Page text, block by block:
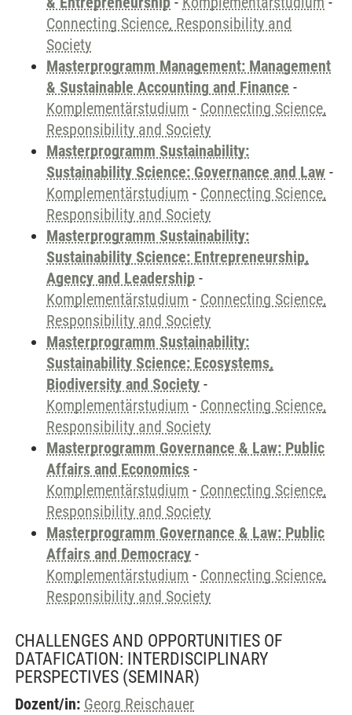
Connecting Science, Responsibility and
Society
Masterprogramm Management: Management
& Sustainable Accounting and Finance -
Komplementärstudium - Connecting Science,
Responsibility and Society
Masterprogramm Sustainability:
Sustainability Science: Governance and Law -
Komplementärstudium - Connecting Science,
Responsibility and Society
Masterprogramm Sustainability:
Sustainability Science: Entrepreneurship,
Agency and Leadership -
Komplementärstudium - Connecting Science,
Responsibility and Society
Masterprogramm Sustainability:
Sustainability Science: Ecosystems,
Biodiversity and Society -
Komplementärstudium - Connecting Science,
Responsibility and Society
Masterprogramm Governance & Law: Public
Affairs and Economics -
Komplementärstudium - Connecting Science,
Responsibility and Society
Masterprogramm Governance & Law: Public
Affairs and Democracy -
Komplementärstudium - Connecting Science,
Responsibility and Society
CHALLENGES AND OPPORTUNITIES OF
DATAFICATION: INTERDISCIPLINARY
PERSPECTIVES (SEMINAR)
Dozent/in: Georg Reischauer